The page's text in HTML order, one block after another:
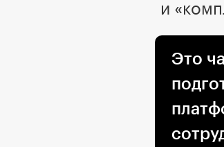
и
Это